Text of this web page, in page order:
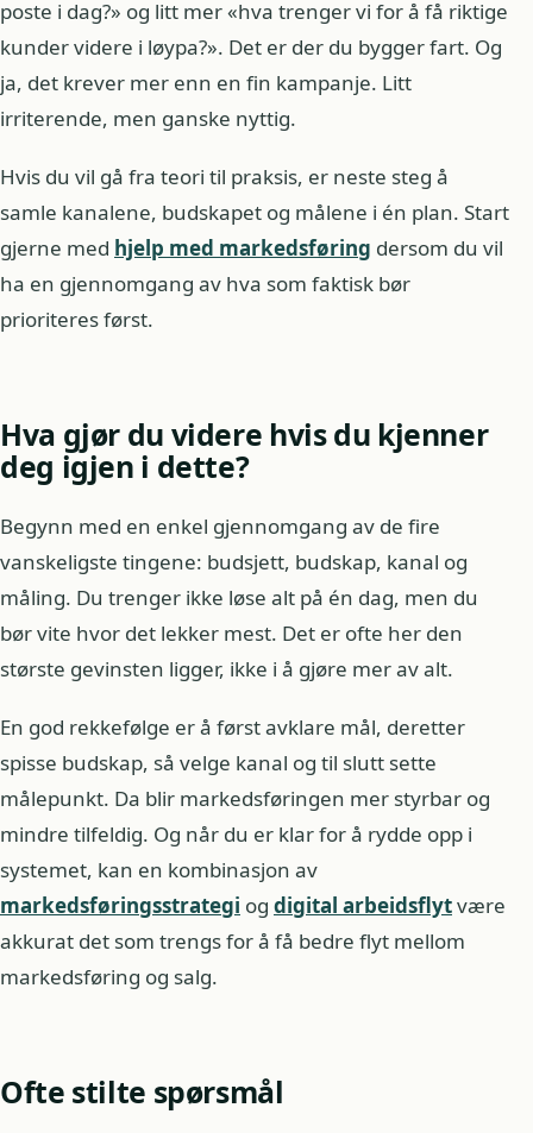
poste i dag?» og litt mer «hva trenger vi for å få riktige
kunder videre i løypa?». Det er der du bygger fart. Og
ja, det krever mer enn en fin kampanje. Litt
irriterende, men ganske nyttig.
Hvis du vil gå fra teori til praksis, er neste steg å
samle kanalene, budskapet og målene i én plan. Start
gjerne med hjelp med markedsføring dersom du vil
ha en gjennomgang av hva som faktisk bør
prioriteres først.
Hva gjør du videre hvis du kjenner
deg igjen i dette?
Begynn med en enkel gjennomgang av de fire
vanskeligste tingene: budsjett, budskap, kanal og
måling. Du trenger ikke løse alt på én dag, men du
bør vite hvor det lekker mest. Det er ofte her den
største gevinsten ligger, ikke i å gjøre mer av alt.
En god rekkefølge er å først avklare mål, deretter
spisse budskap, så velge kanal og til slutt sette
målepunkt. Da blir markedsføringen mer styrbar og
mindre tilfeldig. Og når du er klar for å rydde opp i
systemet, kan en kombinasjon av
markedsføringsstrategi og digital arbeidsflytvære
akkurat det som trengs for å få bedre flyt mellom
markedsføring og salg.
Ofte stilte spørsmål